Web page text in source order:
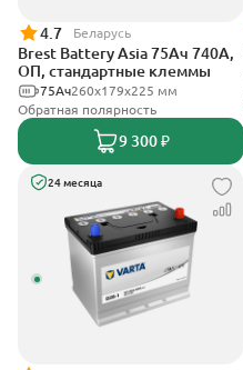
4.7 Беларусь
Brest Battery Asia 75Ач 740А,
ОП, стандартные клеммы
260х179х225 мм
75Ач
Обратная полярность
9 300 ₽
24 месяца